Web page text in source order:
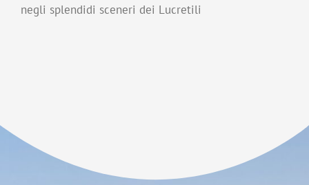
negli splendidi sceneri dei Lucretili